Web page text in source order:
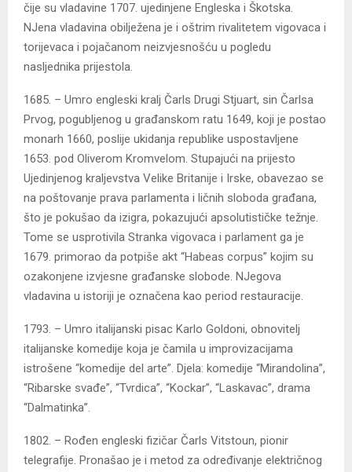
čije su vladavine 1707. ujedinjene Engleska i Škotska.
NJena vladavina obilježena je i oštrim rivalitetem vigovaca i
torijevaca i pojačanom neizvjesnošću u pogledu
nasljednika prijestola.
1685. – Umro engleski kralj Čarls Drugi Stjuart, sin Čarlsa
Prvog, pogubljenog u građanskom ratu 1649, koji je postao
monarh 1660, poslije ukidanja republike uspostavljene
1653. pod Oliverom Kromvelom. Stupajući na prijesto
Ujedinjenog kraljevstva Velike Britanije i Irske, obavezao se
na poštovanje prava parlamenta i ličnih sloboda građana,
što je pokušao da izigra, pokazujući apsolutističke težnje.
Tome se usprotivila Stranka vigovaca i parlament ga je
1679. primorao da potpiše akt “Habeas corpus” kojim su
ozakonjene izvjesne građanske slobode. NJegova
vladavina u istoriji je označena kao period restauracije.
1793. – Umro italijanski pisac Karlo Goldoni, obnovitelj
italijanske komedije koja je čamila u improvizacijama
istrošene “komedije del arte”. Djela: komedije “Mirandolina”,
“Ribarske svađe”, “Tvrdica”, “Kockar”, “Laskavac”, drama
“Dalmatinka”.
1802. – Rođen engleski fizičar Čarls Vitstoun, pionir
telegrafije. Pronašao je i metod za određivanje električnog